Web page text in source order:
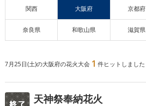
関西 大阪府 京都府
奈良県 和歌山県 滋賀県
7月25日(土)の大阪府の花火大会 1 件ヒットしました
天神祭奉納花火